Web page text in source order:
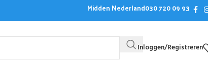
Midden Nederland030 720 09 93
Inloggen/Registreren